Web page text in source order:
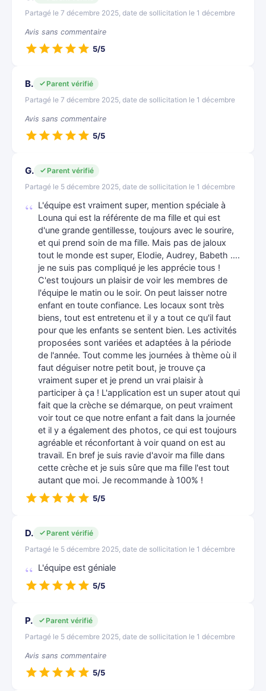
Partagé le 7 décembre 2025, date de sollicitation le 1 décembre
Avis sans commentaire
5/5
B.
Parent vérifié
Partagé le 7 décembre 2025, date de sollicitation le 1 décembre
Avis sans commentaire
5/5
G.
Parent vérifié
Partagé le 5 décembre 2025, date de sollicitation le 1 décembre
L'équipe est vraiment super, mention spéciale à
Louna qui est la référente de ma fille et qui est
d'une grande gentillesse, toujours avec le sourire,
et qui prend soin de ma fille. Mais pas de jaloux
tout le monde est super, Elodie, Audrey, Babeth ….
je ne suis pas compliqué je les apprécie tous !
C'est toujours un plaisir de voir les membres de
l'équipe le matin ou le soir. On peut laisser notre
enfant en toute confiance. Les locaux sont très
biens, tout est entretenu et il y a tout ce qu'il faut
pour que les enfants se sentent bien. Les activités
proposées sont variées et adaptées à la période
de l'année. Tout comme les journées à thème où il
faut déguiser notre petit bout, je trouve ça
vraiment super et je prend un vrai plaisir à
participer à ça ! L'application est un super atout qui
fait que la crèche se démarque, on peut vraiment
voir tout ce que notre enfant a fait dans la journée
et il y a également des photos, ce qui est toujours
agréable et réconfortant à voir quand on est au
travail. En bref je suis ravie d'avoir ma fille dans
cette crèche et je suis sûre que ma fille l'est tout
autant que moi. Je recommande à 100% !
5/5
D.
Parent vérifié
Partagé le 5 décembre 2025, date de sollicitation le 1 décembre
L'équipe est géniale
5/5
P.
Parent vérifié
Partagé le 5 décembre 2025, date de sollicitation le 1 décembre
Avis sans commentaire
5/5